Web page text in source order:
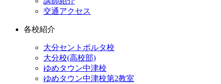
交通アクセス
各校紹介
大分セントポルタ校
大分校(高校部)
ゆめタウン中津校
ゆめタウン中津校第2教室